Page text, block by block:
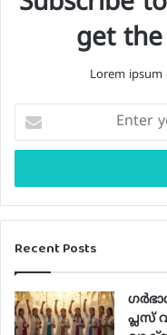
get
Lorem ipsum
t
r
y
u
m
a
Recent Posts
പ്ലസ്